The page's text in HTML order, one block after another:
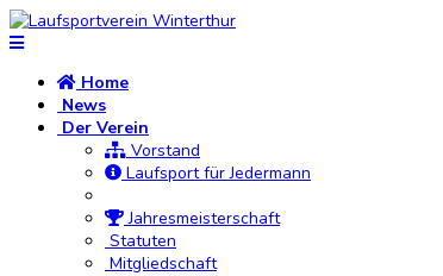
Home
News
Der Verein
Vorstand
Laufsport für Jedermann
Jahresmeisterschaft
Statuten
Mitgliedschaft